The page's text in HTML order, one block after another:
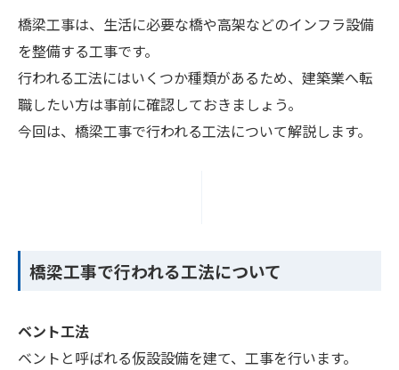
橋梁工事は、生活に必要な橋や高架などのインフラ設備
を整備する工事です。
行われる工法にはいくつか種類があるため、建築業へ転
職したい方は事前に確認しておきましょう。
今回は、橋梁工事で行われる工法について解説します。
橋梁工事で行われる工法について
ベント工法
ベントと呼ばれる仮設設備を建て、工事を行います。